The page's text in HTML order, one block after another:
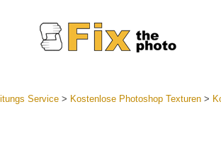
Service> Kostenlose Photoshop Texturen>